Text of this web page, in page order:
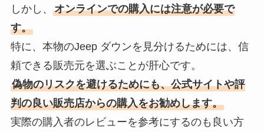
しかし、 オンラインでの購入には注意が必要で
す。
特に、本物のJeep ダウンを見分けるためには、信
頼できる販売元を選ぶことが肝心です。
偽物のリスクを避けるためにも、公式サイトや評
判の良い販売店からの購入をお勧めします。
実際の購入者のレビューを参考にするのも良い方